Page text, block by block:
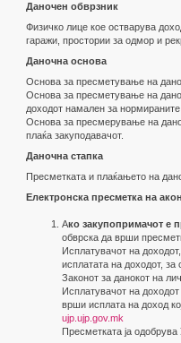
Даночен обврзник
Физичко лице кое остварува
гаражи, простории за одмор и
Даночна основа
Основа за пресметување на
Основа за пресметување на
доходот намален за
Основа за пресмерување на
плаќа закуподавачот.
Даночна стапка
Пресметката и плаќањето на
Електронска пресметка на
Ако закупопримачот е
обврска да врши
Исплатувачот на
исплатата на доходот,
Законот за данокот на
Исплатувачот на
врши исплата на доход
ujp.ujp.gov.mk
Пресметката ја